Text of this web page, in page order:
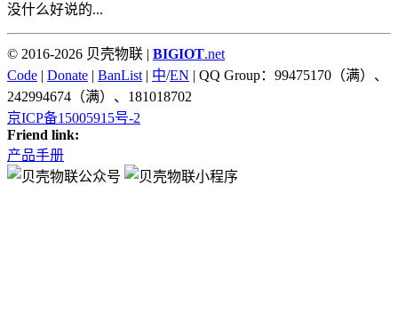
没什么好说的...
© 2016-2026 贝壳物联 | BIGIOT.net
Code | Donate | BanList | 中/EN | QQ Group：99475170（满）、
242994674（满）、181018702
京ICP备15005915号-2
Friend link:
产品手册